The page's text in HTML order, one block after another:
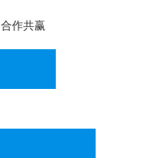
合作共赢